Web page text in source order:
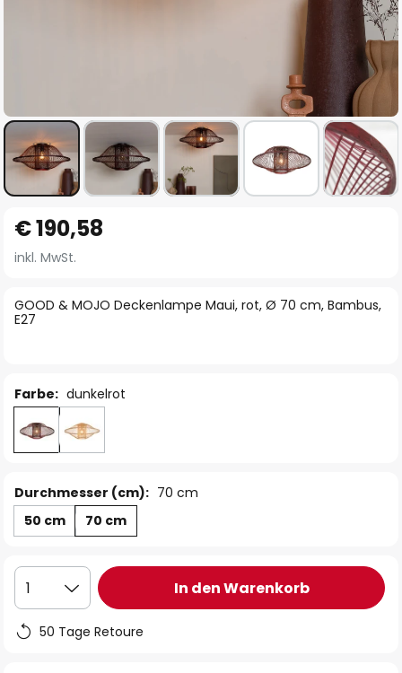
Anfang
der
springen
GOOD & MOJO Deckenlampe Maui, rot, Ø 70 cm, Bambus,
E27
€ 190,58
inkl. MwSt.
Farbe: dunkelrot
Durchmesser (cm): 70 cm
50 cm
70 cm
1 In den Warenkorb
50 Tage Retoure